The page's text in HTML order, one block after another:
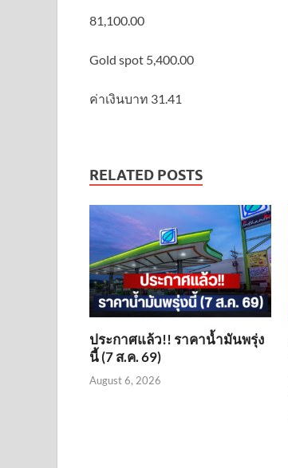
81,100.00
Gold spot 5,400.00
ค่าเงินบาท 31.41
RELATED POSTS
ประกาศแล้ว!! ราคาน้ำมันพรุ่ง
นี้ (7 ส.ค. 69)
August 6, 2026